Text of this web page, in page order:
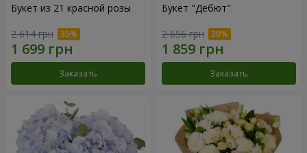
Букет из 21 красной розы
2 614 грн
Заказать
Букет "Дебют"
2 656 грн
Заказать